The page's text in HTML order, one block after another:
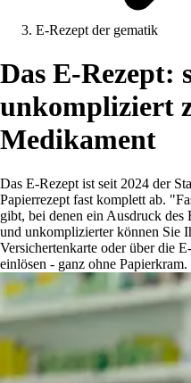
E-Rezept der gematik
Das E-Rezept:
unkompliziert
Medikament
Das E-Rezept ist seit 2024 der
Papierrezept fast komplett ab.
gibt, bei denen ein Ausdruck
und unkomplizierter können Sie
Versichertenkarte oder über die
einlösen - ganz ohne Papierkram.